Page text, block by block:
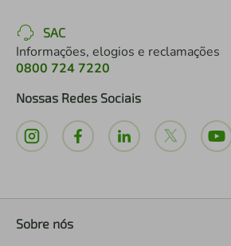
SAC
Informações, elogios e reclamações
0800 724 7220
Nossas Redes Sociais
Sobre nós